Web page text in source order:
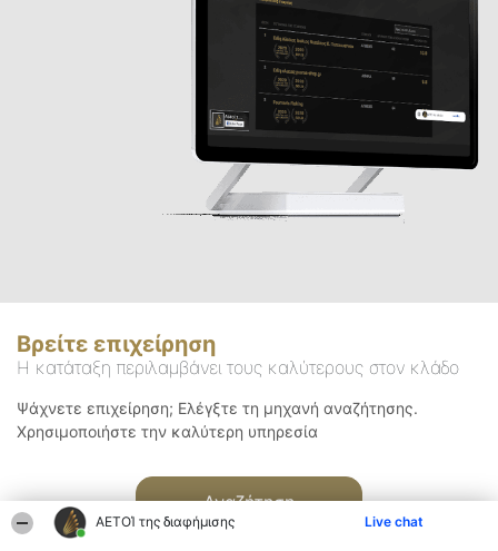
ΑΕΤΟΊ της διαφήμισης Live chat
Βρείτε επιχείρηση
Η κατάταξη περιλαμβάνει τους καλύτερους στον κλάδο
Ψάχνετε επιχείρηση; Ελέγξτε τη μηχανή αναζήτησης.
Χρησιμοποιήστε την καλύτερη υπηρεσία
Αναζήτηση